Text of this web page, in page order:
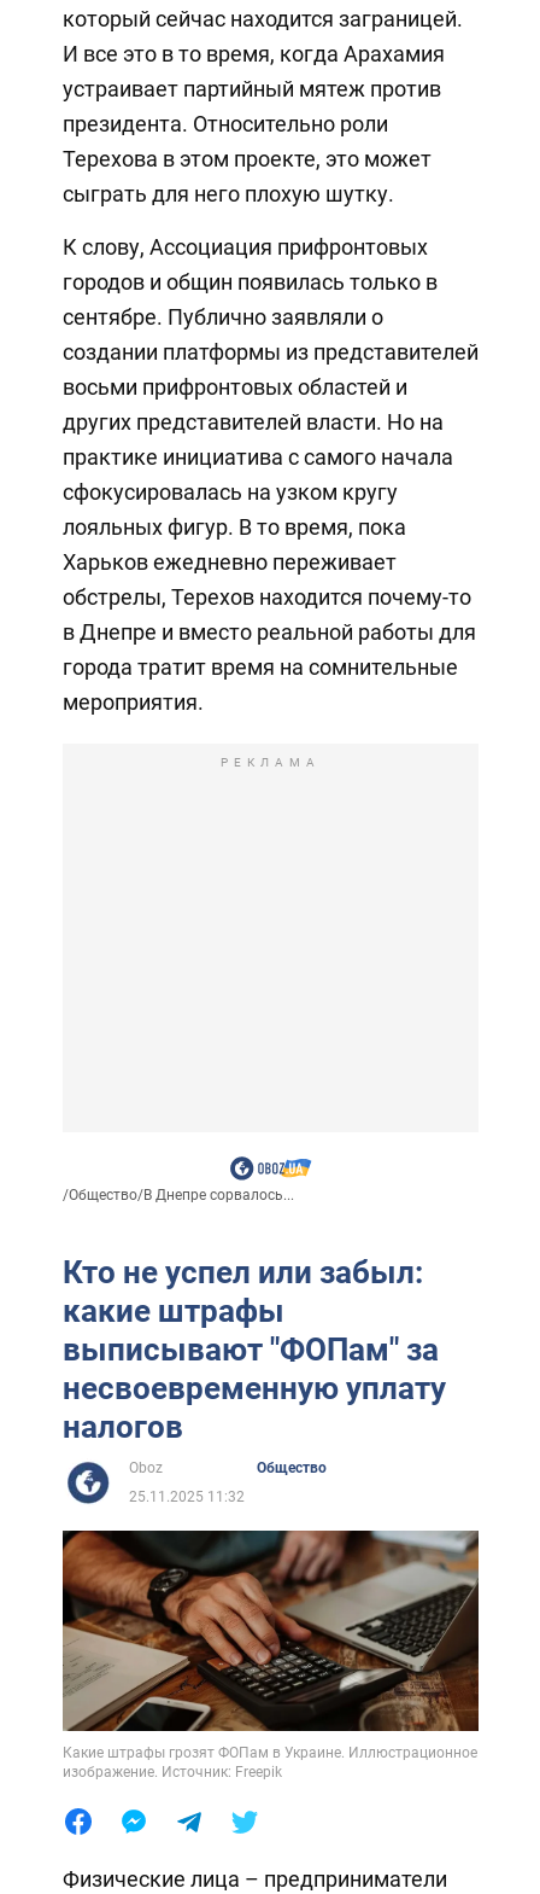
который сейчас находится заграницей.
И все это в то время, когда Арахамия
устраивает партийный мятеж против
президента. Относительно роли
Терехова в этом проекте, это может
сыграть для него плохую шутку.
К слову, Ассоциация прифронтовых
городов и общин появилась только в
сентябре. Публично заявляли о
создании платформы из представителей
восьми прифронтовых областей и
других представителей власти. Но на
практике инициатива с самого начала
сфокусировалась на узком кругу
лояльных фигур. В то время, пока
Харьков ежедневно переживает
обстрелы, Терехов находится почему-то
в Днепре и вместо реальной работы для
города тратит время на сомнительные
мероприятия.
РЕКЛАМА
/Общество/В Днепре сорвалось...
Кто не успел или забыл:
какие штрафы
выписывают "ФОПам" за
несвоевременную уплату
налогов
Oboz
Общество
25.11.2025 11:32
Какие штрафы грозят ФОПам в Украине. Иллюстрационное
изображение. Источник: Freepik
Физические лица – предприниматели